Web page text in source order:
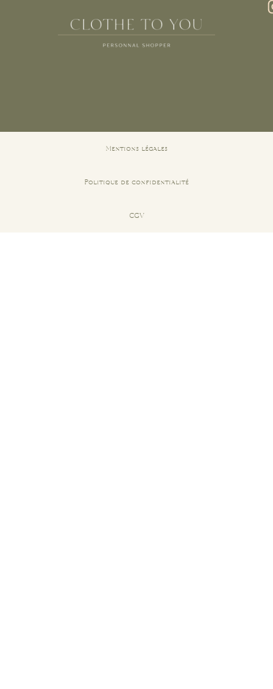
Mentions légales
Politique de confidentialité
CGV